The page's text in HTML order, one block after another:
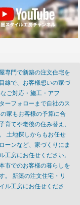
専門で新築の注文住宅を
線で、お客様想いの家づ
ご対応・施工・アフ
ーフォローまで自社のス
家もお客様の予算に合
育てや老後の住み替え、
土地探しからもお任せ
ーンなど、家づくりにま
工房にお任せください。
市でのお客様の暮らしを
。 新築の注文住宅・リ
ル工房にお任せくださ